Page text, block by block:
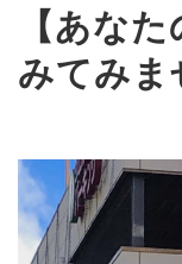
【あな
みてみま